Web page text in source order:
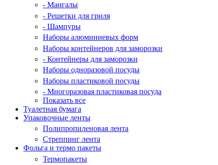
- Мангалы
- Решетки для гриля
- Шампуры
Наборы алюминиевых форм
Наборы контейнеров для заморозки
- Контейнеры для заморозки
Наборы одноразовой посуды
Наборы пластиковой посуды
- Многоразовая пластиковая посуда
Показать все
Туалетная бумага
Упаковочные ленты
Полипропиленовая лента
Стреппинг лента
Фольга и термо пакеты
Термопакеты